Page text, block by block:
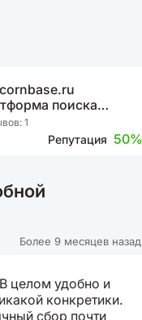
поиска
1
Репутация 50%
Более 9 месяцев назад
целом удобно и
конкретики.
сбор почти